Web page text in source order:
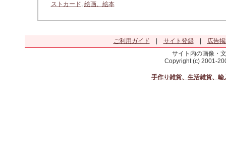
ストカード, 絵画、絵本
ご利用ガイド サイト登録|
広告
サイト内の画像・
Copyright (c) 2001-
手作り雑貨、生活雑貨、